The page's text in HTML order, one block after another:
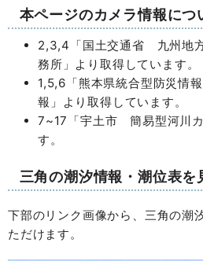
本ページのカメラ情報につ
2,3,4「国土交通省 九州地
務所」より取得しています。
1,5,6「熊本県統合型防災情
報」より取得しています。
7~17「宇土市 簡易型河川
す。
三角の潮汐情報・潮位表を
下部のリンク画像から、三角の潮
ただけます。